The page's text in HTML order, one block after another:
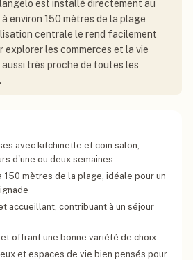
est installé directement au
environ 150 mètres de la plage
centrale le rend facilement
explorer les commerces et la vie
très proche de toutes les
avec kitchinette et coin salon,
d'une ou deux semaines
150 mètres de la plage, idéale pour un
accueillant, contribuant à un séjour
offrant une bonne variété de choix
et espaces de vie bien pensés pour